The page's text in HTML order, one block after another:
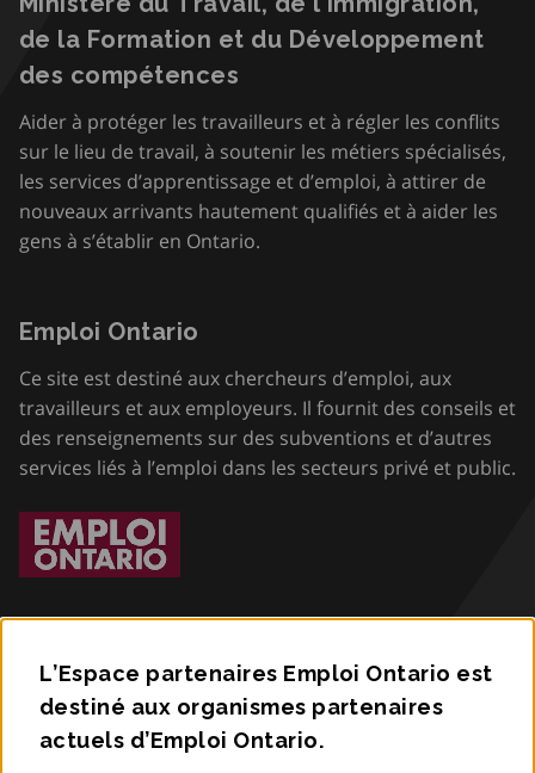
L’Espace partenaires Emploi Ontario est
destiné aux organismes partenaires
actuels d’Emploi Ontario.
de la Formation et du Développement
des compétences
Aider à protéger les travailleurs et à régler les conflits
sur le lieu de travail, à soutenir les métiers spécialisés,
les services d’apprentissage et d’emploi, à attirer de
nouveaux arrivants hautement qualifiés et à aider les
gens à s’établir en Ontario.
Emploi Ontario
Ce site est destiné aux chercheurs d’emploi, aux
travailleurs et aux employeurs. Il fournit des conseils et
des renseignements sur des subventions et d’autres
services liés à l’emploi dans les secteurs privé et public.
Accessibilité